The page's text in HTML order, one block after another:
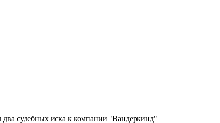
судебных иска к компании "Вандеркинд"